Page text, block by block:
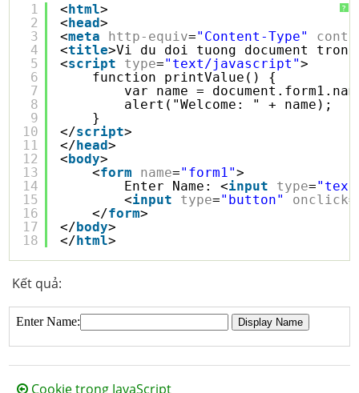
?
1
2
3
4
5
6
7
8
9
10
11
12
13
14
15
16
17
18
<html>
<head>
<meta http-equiv="Content-Type"
<title>Vi du doi tuong document
<script type="text/javascript">
function printValue() {
var name =
alert("Welcome: " + name);
}
</script>
</head>
<body>
<form name="form1">
Enter Name: <input type=
<input type="button" onclick=
</form>
</body>
</html>
Kết quả:
Cookie trong JavaScript